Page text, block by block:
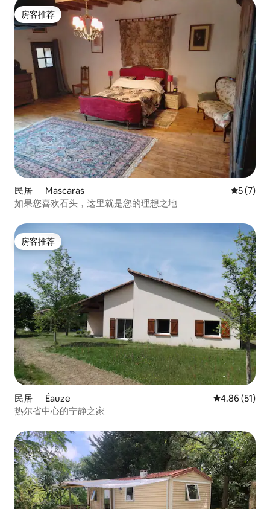
房客推荐
房客推荐
民居 ｜ Mascaras 平均评分
5 (7)
如果您喜欢石头，这里就是您的理想之地
房客推荐
房客推荐
民居 ｜ Éauze 平均评分
4.86 (51)
热尔省中心的宁静之家